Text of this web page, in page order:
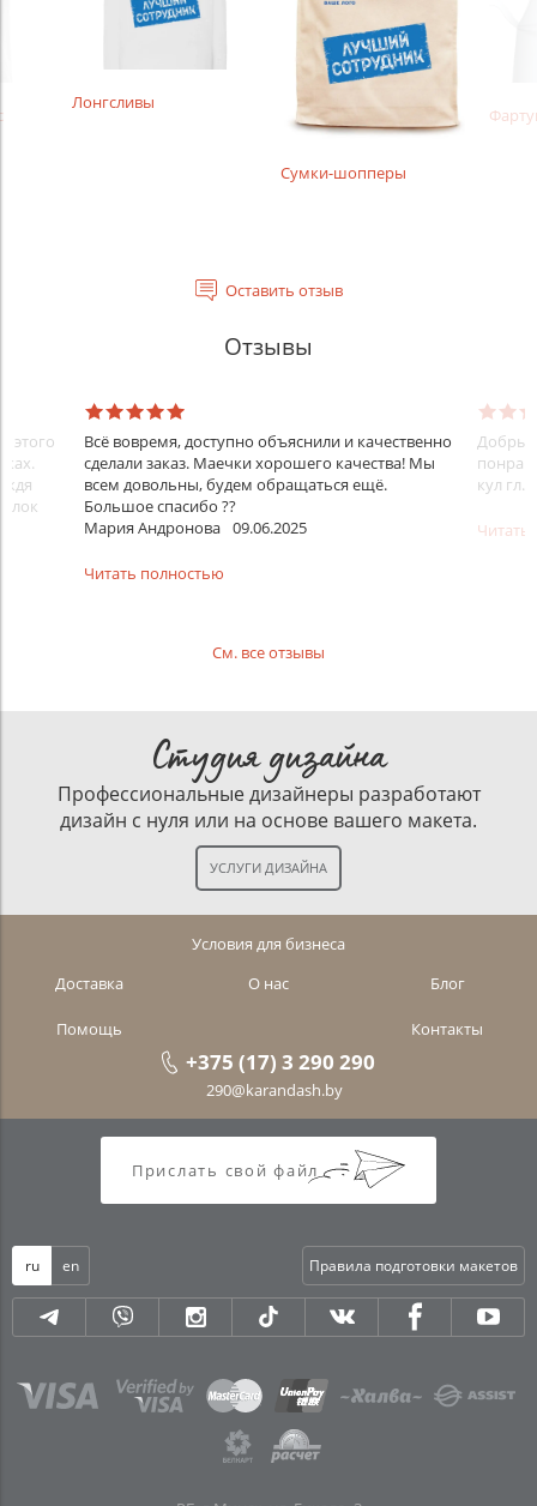
Лонгсливы
Сумки-шопперы
Оставить отзыв
Отзывы
этого
Всё вовремя, доступно объяснили и качественно
сделали заказ. Маечки хорошего качества! Мы
всем довольны, будем обращаться ещё.
Большое спасибо ??
Мария Андронова 09.06.2025
Читать полностью
Добрый
кул гл.
Читать
См. все отзывы
Студия дизайна
Профессиональные дизайнеры разработают
дизайн с нуля или на основе вашего макета.
Условия для бизнеса
Доставка
О нас Блог
Помощь Контакты
+375 (17) 3 290 290
290@karandash.by
Прислать свой файл
ru en Правила подготовки макетов